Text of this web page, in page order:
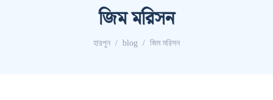
জিম মরিসন
হারপুন blog জিম মরিসন